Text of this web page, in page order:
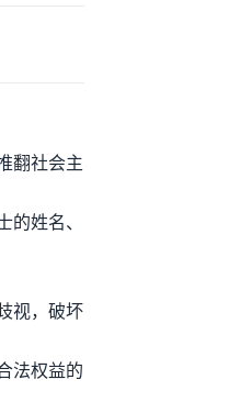
翻社会主
姓名、
视，破坏
法权益的